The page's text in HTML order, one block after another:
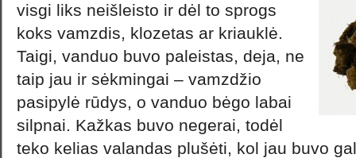
visgi liks neišleisto ir dėl to sprogs
koks vamzdis, klozetas ar kriauklė.
Taigi, vanduo buvo paleistas, deja, ne
taip jau ir sėkmingai – vamzdžio
pasipylė rūdys, o vanduo bėgo labai
silpnai. Kažkas buvo negerai, todėl
teko kelias valandas plušėti, kol jau buvo